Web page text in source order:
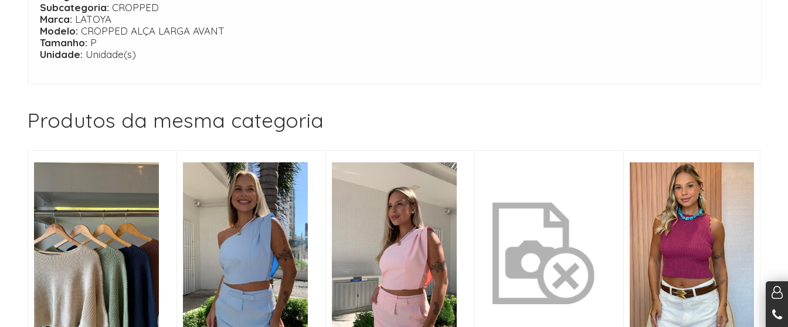
Subcategoria: CROPPED
Marca: LATOYA
Modelo: CROPPED ALÇA LARGA AVANT
Tamanho: P
Unidade: Unidade(s)
Produtos da mesma categoria